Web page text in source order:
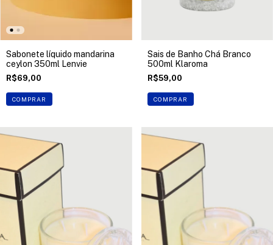
Sabonete líquido mandarina
ceylon 350ml Lenvie
R$69,00
COMPRAR
Sais de Banho Chá Branco
500ml Klaroma
R$59,00
COMPRAR